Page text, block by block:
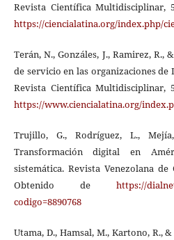
Revista Científica Multidisciplinar,
https://ciencialatina.org/index.php/
Terán, N., Gonzáles, J., Ramirez, R.,
de servicio en las organizaciones de
Revista Científica Multidisciplinar,
https://www.ciencialatina.org/
Trujillo, G., Rodríguez, L.,
Transformación digital en
sistemática. Revista Venezolana de
Obtenido dehttps://
codigo=8890768
Utama, D., Hamsal, M., Kartono, R.,